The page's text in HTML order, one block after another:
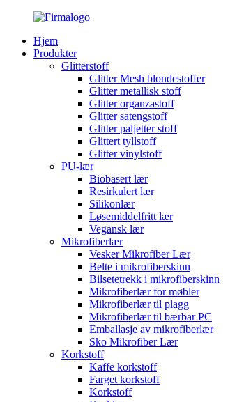
Hjem
Produkter
Glitterstoff
Glitter Mesh blondestoffer
Glitter metallisk stoff
Glitter organzastoff
Glitter satengstoff
Glitter paljetter stoff
Glittert tyllstoff
Glitter vinylstoff
PU-lær
Biobasert lær
Resirkulert lær
Silikonlær
Løsemiddelfritt lær
Vegansk lær
Mikrofiberlær
Vesker Mikrofiber Lær
Belte i mikrofiberskinn
Bilsetetrekk i mikrofiberskinn
Mikrofiberlær for møbler
Mikrofiberlær til plagg
Mikrofiberlær til bærbar PC
Emballasje av mikrofiberlær
Sko Mikrofiber Lær
Korkstoff
Kaffe korkstoff
Farget korkstoff
Korkstoff